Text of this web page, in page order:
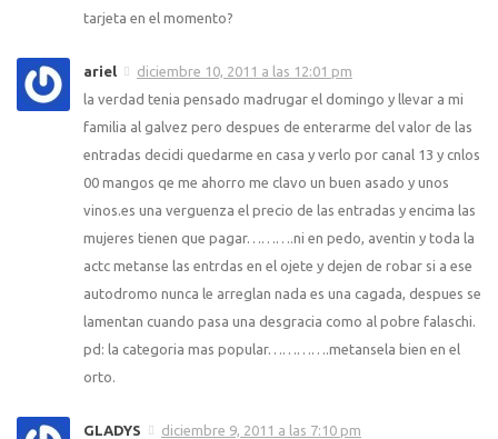
tarjeta en el momento?
ariel
diciembre 10, 2011 a las 12:01 pm
la verdad tenia pensado madrugar el domingo y llevar a mi
familia al galvez pero despues de enterarme del valor de las
entradas decidi quedarme en casa y verlo por canal 13 y cnlos
00 mangos qe me ahorro me clavo un buen asado y unos
vinos.es una verguenza el precio de las entradas y encima las
mujeres tienen que pagar……….ni en pedo, aventin y toda la
actc metanse las entrdas en el ojete y dejen de robar si a ese
autodromo nunca le arreglan nada es una cagada, despues se
lamentan cuando pasa una desgracia como al pobre falaschi.
pd: la categoria mas popular………….metansela bien en el
orto.
GLADYS
diciembre 9, 2011 a las 7:10 pm